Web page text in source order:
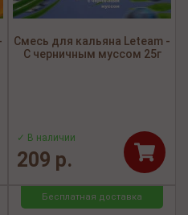
Смесь для кальяна Leteam -
С черничным муссом 25г
✓ В наличии
209 р.
Бесплатная доставка